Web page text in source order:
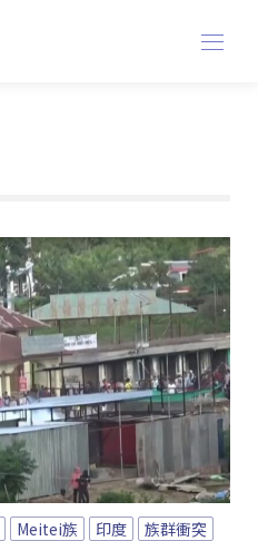
Meitei族 印度 族群衝突